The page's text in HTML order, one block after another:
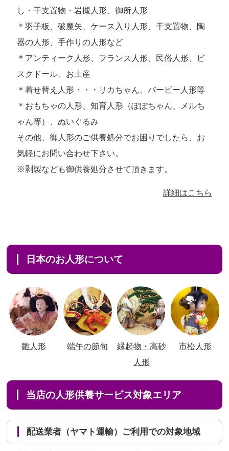
し・干支置物・岩槻人形、御所人形
＊羽子板、破魔矢、ケース入り人形、干支置物、陶
器の人形、手作りの人形など
＊アンティーク人形、フランス人形、民俗人形、ビ
スクドール、お土産
＊着せ替え人形・・・リカちゃん、バービー人形等
＊おもちゃの人形、知育人形（ぽぽちゃん、メルち
ゃん等）、ぬいぐるみ
その他、御人形のご供養処分でお困りでしたら、お
気軽にお問い合わせ下さい。
※剥製なども御供養処分させて頂きます。
詳細はこちら
日本のお人形について
雛人形 端午の節句
縁起物・高砂
人形
市松人形
当店の人形供養サービス対象エリア
配送業者（ヤマト運輸）ご利用での対象地域